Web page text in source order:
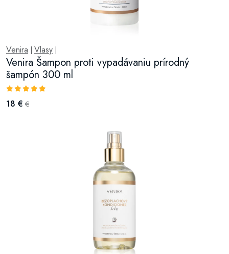
Venira Vlasy
Venira Šampon proti vypadávaniu prírodný
šampón 300 ml
18 € €